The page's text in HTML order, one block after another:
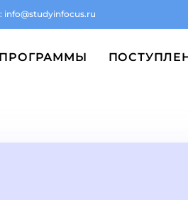
info@studyinfocus.ru
ПРОГРАММЫ